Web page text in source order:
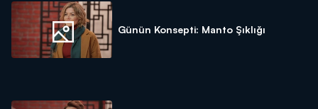
Günün Konsepti: Manto Şıklığı